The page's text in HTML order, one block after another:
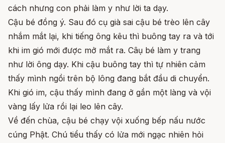
cách nhưng con phải làm y như lời ta dạy.
Cậu bé đồng ý. Sau đó cụ già sai cậu bé trèo lên cây
nhắm mắt lại, khi tiếng ông kêu thì buông tay ra và tới
khi im gió mới được mở mắt ra. Câụ bé làm y trang
như lời ông dạy. Khi cậu buông tay thì tự nhiên cảm
thấy mình ngồi trên bộ lông đang bắt đầu di chuyển.
Khi gió im, cậu thấy mình đang ở gần một làng và vội
vàng lấy lửa rồi lại leo lên cây.
Về đến chùa, cậu bé chạy vội xuống bếp nấu nước
cúng Phật. Chú tiểu thấy có lửa mới ngạc nhiên hỏi